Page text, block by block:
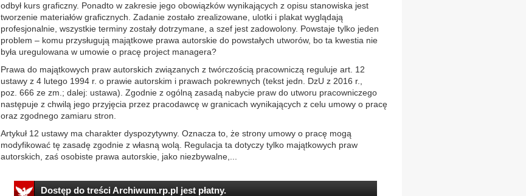
odbył kurs graficzny. Ponadto w zakresie jego obowiązków wynikających z opisu stanowiska jest
tworzenie materiałów graficznych. Zadanie zostało zrealizowane, ulotki i plakat wyglądają
profesjonalnie, wszystkie terminy zostały dotrzymane, a szef jest zadowolony. Powstaje tylko jeden
problem – komu przysługują majątkowe prawa autorskie do powstałych utworów, bo ta kwestia nie
była uregulowana w umowie o pracę project managera?
Prawa do majątkowych praw autorskich związanych z twórczością pracowniczą reguluje art. 12
ustawy z 4 lutego 1994 r. o prawie autorskim i prawach pokrewnych (tekst jedn. DzU z 2016 r.,
poz. 666 ze zm.; dalej: ustawa). Zgodnie z ogólną zasadą nabycie praw do utworu pracowniczego
następuje z chwilą jego przyjęcia przez pracodawcę w granicach wynikających z celu umowy o pracę
oraz zgodnego zamiaru stron.
Artykuł 12 ustawy ma charakter dyspozytywny. Oznacza to, że strony umowy o pracę mogą
modyfikować tę zasadę zgodnie z własną wolą. Regulacja ta dotyczy tylko majątkowych praw
autorskich, zaś osobiste prawa autorskie, jako niezbywalne,...
Dostęp do treści Archiwum.rp.pl jest płatny.